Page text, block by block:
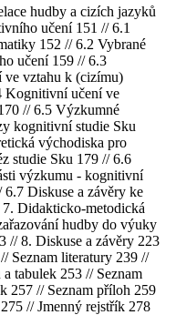
hudby a cizích jazyků
učení 151 // 6.1
152 // 6.2 Vybrané
učení 159 // 6.3
vztahu k (cizímu)
Kognitivní učení ve
// 6.5 Výzkumné
kognitivní studie Sku
východiska pro
studie Sku 179 // 6.6
výzkumu - kognitivní
6.7 Diskuse a závěry ke
Didakticko-metodická
hudby do výuky
// 8. Diskuse a závěry 223
Seznam literatury 239 //
a tabulek 253 // Seznam
257 // Seznam příloh 259
// Jmenný rejstřík 278